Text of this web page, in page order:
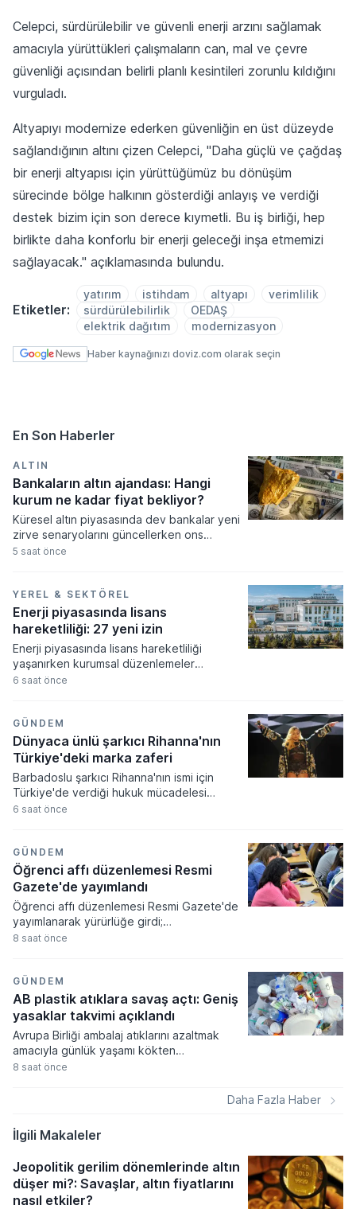
Celepci, sürdürülebilir ve güvenli enerji arzını sağlamak
amacıyla yürüttükleri çalışmaların can, mal ve çevre
güvenliği açısından belirli planlı kesintileri zorunlu kıldığını
vurguladı.
Altyapıyı modernize ederken güvenliğin en üst düzeyde
sağlandığının altını çizen Celepci, "Daha güçlü ve çağdaş
bir enerji altyapısı için yürüttüğümüz bu dönüşüm
sürecinde bölge halkının gösterdiği anlayış ve verdiği
destek bizim için son derece kıymetli. Bu iş birliği, hep
birlikte daha konforlu bir enerji geleceği inşa etmemizi
sağlayacak." açıklamasında bulundu.
Etiketler:
yatırım istihdam altyapı
verimlilik
sürdürülebilirlik
OEDAŞ
elektrik dağıtım
modernizasyon
Haber kaynağınızı doviz.com olarak seçin
En Son Haberler
ALTIN
Bankaların altın ajandası: Hangi
kurum ne kadar fiyat bekliyor?
Küresel altın piyasasında dev bankalar yeni
zirve senaryolarını güncellerken ons
fiyatının 5.300 dolara kadar tırmanması
doğrultusunda revize edilen tahminler,
fiyatların orta ve uzun vadede tarihi
seviyeleri aşacağına işaret ediyor.
5 saat önce
YEREL & SEKTÖREL
Enerji piyasasında lisans
hareketliliği: 27 yeni izin
Enerji piyasasında lisans hareketliliği
yaşanırken kurumsal düzenlemeler
resmiyet kazandı. Enerji piyasası
yeni faaliyet izinleri verilirken bazı
işletmelerin yetkileri iptal edildi.
6 saat önce
GÜNDEM
Dünyaca ünlü şarkıcı Rihanna'nın
Türkiye'deki marka zaferi
Barbadoslu şarkıcı Rihanna'nın ismi için
Türkiye'de verdiği hukuk mücadelesi
zaferle sonuçlandı. Mahkeme heyeti
tüketicilerde yanılgı uyandıracağı
gerekçesiyle iptal etti.
6 saat önce
GÜNDEM
Öğrenci affı düzenlemesi Resmi
Gazete'de yayımlandı
Öğrenci affı düzenlemesi Resmi Gazete'de
yayımlanarak yürürlüğe girdi;
üniversitelerinden ayrılanlara geri dönüş
mevzuata aykırı eğitim kurumu açanlara
ağır cezalar verilmesi kararlaştırıldı.
8 saat önce
GÜNDEM
AB plastik atıklara savaş açtı: Geniş
yasaklar takvimi açıklandı
Avrupa Birliği ambalaj atıklarını azaltmak
amacıyla günlük yaşamı kökten
değiştirecek geniş kapsamlı bir yasal
hedefleyen yeni kurallar, gıda
ambalajlarından havalimanı hizmetlerine
getiriyor.
8 saat önce
Daha Fazla Haber
İlgili Makaleler
Jeopolitik gerilim dönemlerinde altın
düşer mi?: Savaşlar, altın fiyatlarını
nasıl etkiler?